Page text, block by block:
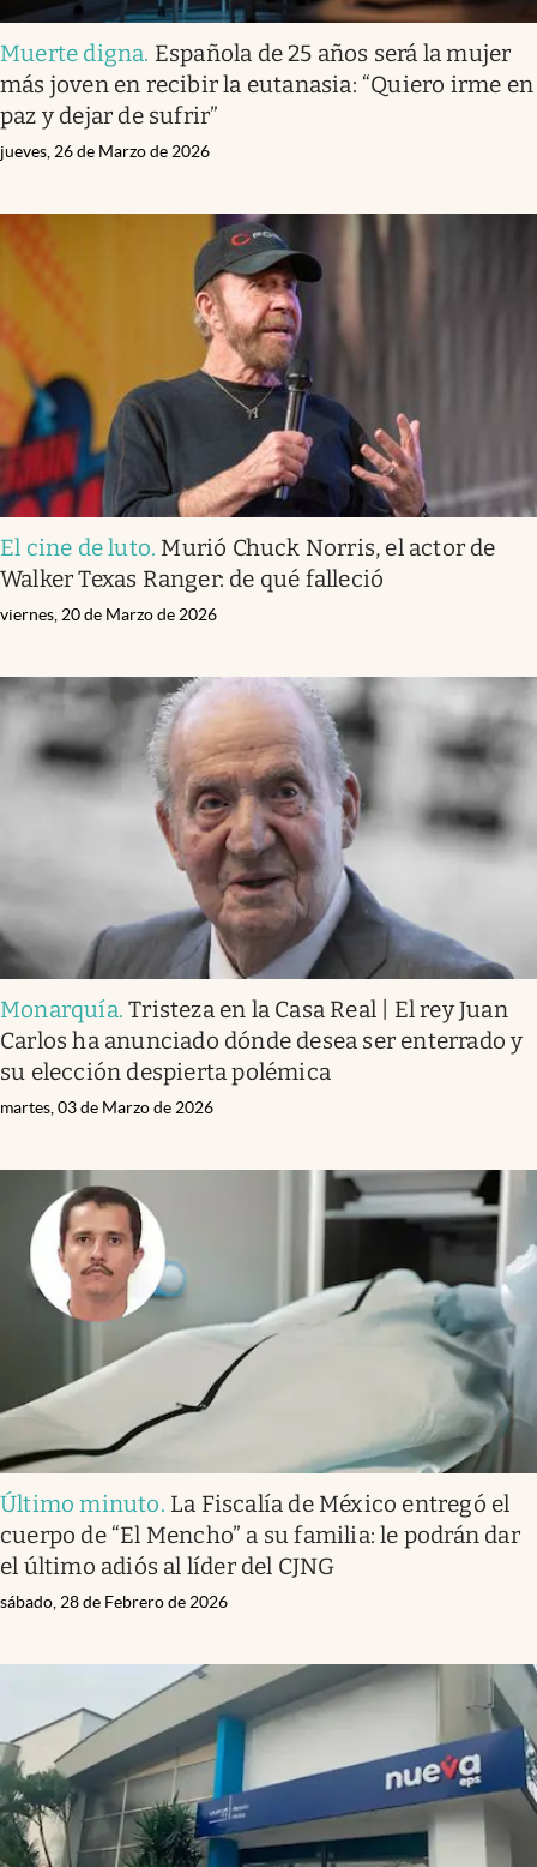
Muerte digna. Española de 25 años será la mujer
más joven en recibir la eutanasia: “Quiero irme en
paz y dejar de sufrir”
jueves, 26 de Marzo de 2026
El cine de luto. Murió Chuck Norris, el actor de
Walker Texas Ranger: de qué falleció
viernes, 20 de Marzo de 2026
Monarquía.Tristeza en la Casa Real | El rey Juan
Carlos ha anunciado dónde desea ser enterrado y
su elección despierta polémica
martes, 03 de Marzo de 2026
Último minuto. La Fiscalía de México entregó el
cuerpo de “El Mencho” a su familia: le podrán dar
el último adiós al líder del CJNG
sábado, 28 de Febrero de 2026